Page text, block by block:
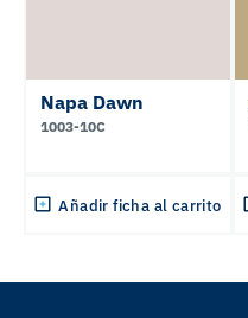
Napa Dawn
1003-10C
Añadir ficha al carrito